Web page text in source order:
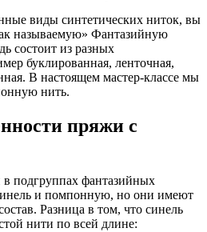
виды синтетических ниток, вы
называемую» Фантазийную
состоит из разных
буклированная, ленточная,
В настоящем мастер-классе мы
нить.
пряжи с
подгруппах фантазийных
и помпонную, но они имеют
Разница в том, что синель
нити по всей длине: